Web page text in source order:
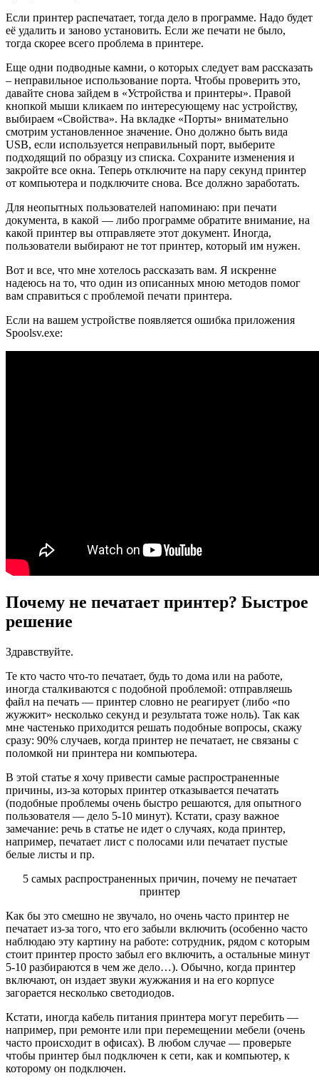
Если принтер распечатает, тогда дело в программе. Надо будет
её удалить и заново установить. Если же печати не было,
тогда скорее всего проблема в принтере.
Еще одни подводные камни, о которых следует вам рассказать
– неправильное использование порта. Чтобы проверить это,
давайте снова зайдем в «Устройства и принтеры». Правой
кнопкой мыши кликаем по интересующему нас устройству,
выбираем «Свойства». На вкладке «Порты» внимательно
смотрим установленное значение. Оно должно быть вида
USB, если используется неправильный порт, выберите
подходящий по образцу из списка. Сохраните изменения и
закройте все окна. Теперь отключите на пару секунд принтер
от компьютера и подключите снова. Все должно заработать.
Для неопытных пользователей напоминаю: при печати
документа, в какой — либо программе обратите внимание, на
какой принтер вы отправляете этот документ. Иногда,
пользователи выбирают не тот принтер, который им нужен.
Вот и все, что мне хотелось рассказать вам. Я искренне
надеюсь на то, что один из описанных мною методов помог
вам справиться с проблемой печати принтера.
Если на вашем устройстве появляется ошибка приложения
Spoolsv.exe:
Почему не печатает принтер? Быстрое
решение
Здравствуйте.
Те кто часто что-то печатает, будь то дома или на работе,
иногда сталкиваются с подобной проблемой: отправляешь
файл на печать — принтер словно не реагирует (либо «по
жужжит» несколько секунд и результата тоже ноль). Так как
мне частенько приходится решать подобные вопросы, скажу
сразу: 90% случаев, когда принтер не печатает, не связаны с
поломкой ни принтера ни компьютера.
В этой статье я хочу привести самые распространенные
причины, из-за которых принтер отказывается печатать
(подобные проблемы очень быстро решаются, для опытного
пользователя — дело 5-10 минут). Кстати, сразу важное
замечание: речь в статье не идет о случаях, кода принтер,
например, печатает лист с полосами или печатает пустые
белые листы и пр.
5 самых распространенных причин, почему не печатает
принтер
Как бы это смешно не звучало, но очень часто принтер не
печатает из-за того, что его забыли включить (особенно часто
наблюдаю эту картину на работе: сотрудник, рядом с которым
стоит принтер просто забыл его включить, а остальные минут
5-10 разбираются в чем же дело…). Обычно, когда принтер
включают, он издает звуки жужжания и на его корпусе
загорается несколько светодиодов.
Кстати, иногда кабель питания принтера могут перебить —
например, при ремонте или при перемещении мебели (очень
часто происходит в офисах). В любом случае — проверьте
чтобы принтер был подключен к сети, как и компьютер, к
которому он подключен.